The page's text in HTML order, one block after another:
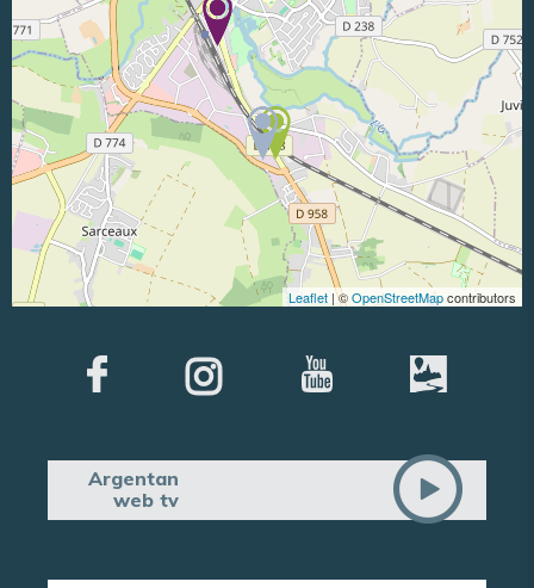
Leaflet | ©OpenStreetMapcontributors
Argentan
web tv